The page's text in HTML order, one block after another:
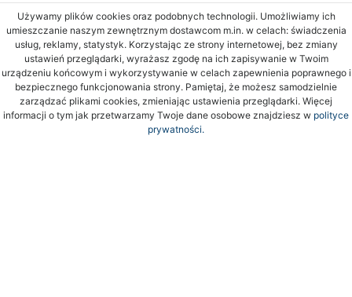
Używamy plików cookies oraz podobnych technologii. Umożliwiamy ich
umieszczanie naszym zewnętrznym dostawcom m.in. w celach: świadczenia
usług, reklamy, statystyk. Korzystając ze strony internetowej, bez zmiany
ustawień przeglądarki, wyrażasz zgodę na ich zapisywanie w Twoim
urządzeniu końcowym i wykorzystywanie w celach zapewnienia poprawnego i
bezpiecznego funkcjonowania strony. Pamiętaj, że możesz samodzielnie
zarządzać plikami cookies, zmieniając ustawienia przeglądarki. Więcej
informacji o tym jak przetwarzamy Twoje dane osobowe znajdziesz w polityce
prywatności.